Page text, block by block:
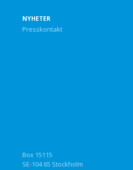
NYHETER
Presskontakt
Box 15115
SE-104 65 Stockholm